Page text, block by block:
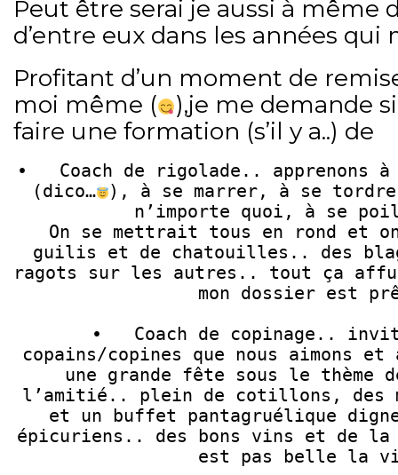
Peut être serai je aussi à même
d’entre eux dans les années qui
Profitant d’un moment de
moi même (
),je me demande
faire une formation (s’il y a..) de
•   Coach de rigolade.. apprenons
(dico…
), à se marrer, à se
n’importe quoi, à se
guilis et de chatouilles.. des
ragots sur les autres.. tout ça
mon dossier est
•   Coach de copinage..
copains/copines que nous aimons et
une grande fête sous le thème
l’amitié.. plein de cotillons, des
et un buffet pantagruélique
épicuriens.. des bons vins et de
est pas belle la